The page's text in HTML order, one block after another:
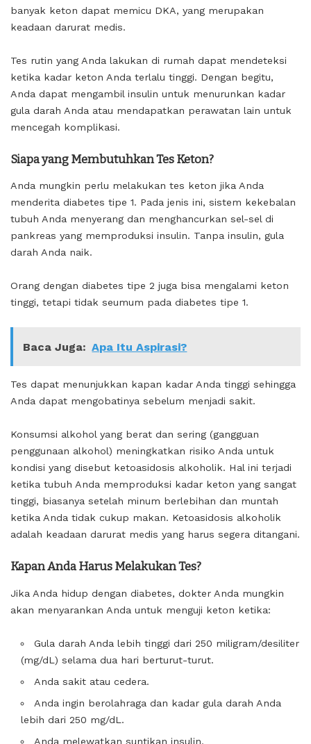
banyak keton dapat memicu DKA, yang merupakan
keadaan darurat medis.
Tes rutin yang Anda lakukan di rumah dapat mendeteksi
ketika kadar keton Anda terlalu tinggi. Dengan begitu,
Anda dapat mengambil insulin untuk menurunkan kadar
gula darah Anda atau mendapatkan perawatan lain untuk
mencegah komplikasi.
Siapa yang Membutuhkan Tes Keton?
Anda mungkin perlu melakukan tes keton jika Anda
menderita diabetes tipe 1. Pada jenis ini, sistem kekebalan
tubuh Anda menyerang dan menghancurkan sel-sel di
pankreas yang memproduksi insulin. Tanpa insulin, gula
darah Anda naik.
Orang dengan diabetes tipe 2 juga bisa mengalami keton
tinggi, tetapi tidak seumum pada diabetes tipe 1.
Baca Juga: Apa Itu Aspirasi?
Tes dapat menunjukkan kapan kadar Anda tinggi sehingga
Anda dapat mengobatinya sebelum menjadi sakit.
Konsumsi alkohol yang berat dan sering (gangguan
penggunaan alkohol) meningkatkan risiko Anda untuk
kondisi yang disebut ketoasidosis alkoholik. Hal ini terjadi
ketika tubuh Anda memproduksi kadar keton yang sangat
tinggi, biasanya setelah minum berlebihan dan muntah
ketika Anda tidak cukup makan. Ketoasidosis alkoholik
adalah keadaan darurat medis yang harus segera ditangani.
Kapan Anda Harus Melakukan Tes?
Jika Anda hidup dengan diabetes, dokter Anda mungkin
akan menyarankan Anda untuk menguji keton ketika:
Gula darah Anda lebih tinggi dari 250 miligram/desiliter
(mg/dL) selama dua hari berturut-turut.
Anda sakit atau cedera.
Anda ingin berolahraga dan kadar gula darah Anda
lebih dari 250 mg/dL.
Anda melewatkan suntikan insulin.